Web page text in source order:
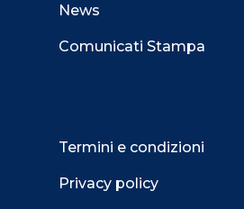
News
Comunicati Stampa
Termini e condizioni
Privacy policy